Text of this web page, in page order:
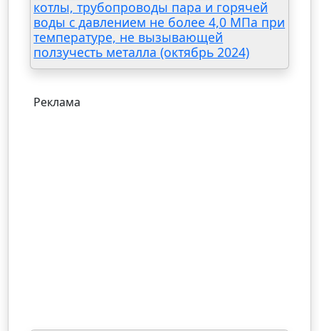
котлы, трубопроводы пара и горячей
воды с давлением не более 4,0 МПа при
температуре, не вызывающей
ползучесть металла (октябрь 2024)
Реклама